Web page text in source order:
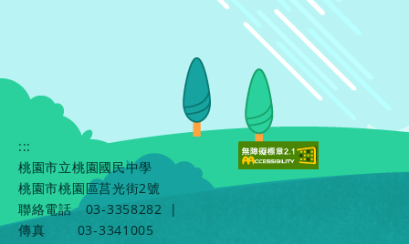
:::
桃園市立桃園國民中學
桃園市桃園區莒光街2號
聯絡電話
03-3358282
|
傳真
03-3341005